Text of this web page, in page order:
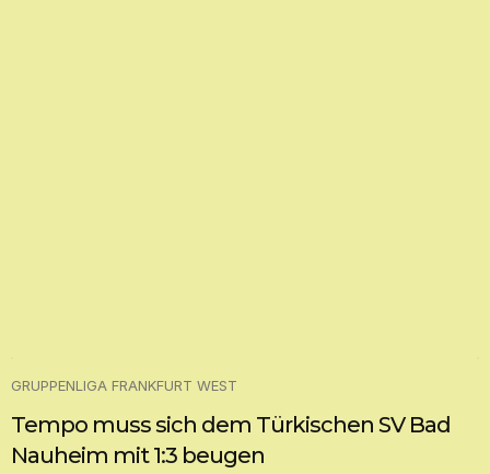
GRUPPENLIGA FRANKFURT WEST
Tempo muss sich dem Türkischen SV Bad
Nauheim mit 1:3 beugen